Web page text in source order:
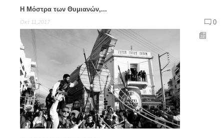
Η Μόστρα των Θυμιανών,...
Οκτ 11,2017 0